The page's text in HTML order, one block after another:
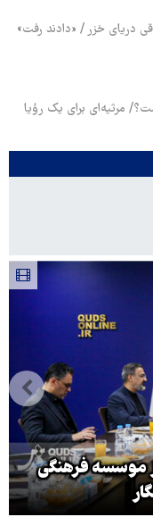
دریای خزر / «دادند رفت»
مرثیه‌ای برای یک رؤیا
موسسه فرهنگی